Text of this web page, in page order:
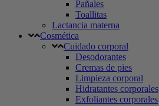
Pañales
Toallitas
Lactancia materna
Cosmética
Cuidado corporal
Desodorantes
Cremas de pies
Limpieza corporal
Hidratantes corporales
Exfoliantes corporales